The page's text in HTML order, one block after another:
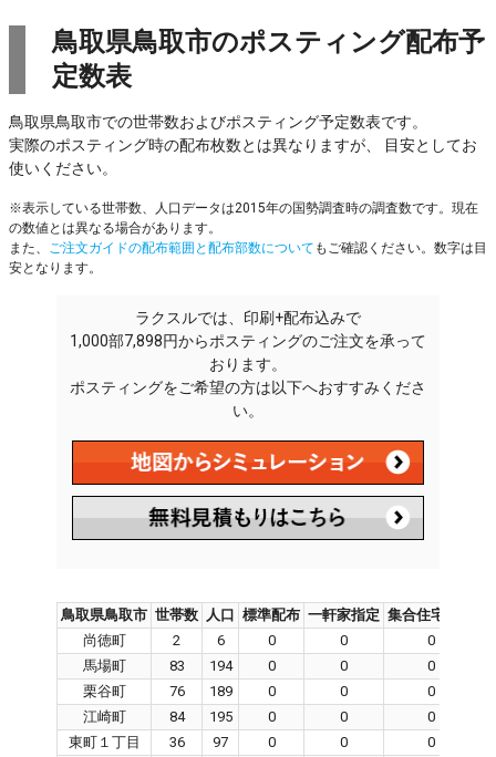
鳥取県鳥取市のポスティング配布予
定数表
鳥取県鳥取市での世帯数およびポスティング予定数表です。
実際のポスティング時の配布枚数とは異なりますが、 目安としてお
使いください。
※表示している世帯数、人口データは2015年の国勢調査時の調査数です。現在
の数値とは異なる場合があります。
また、 ご注文ガイドの配布範囲と配布部数について もご確認ください。数字は目
安となります。
ラクスルでは、印刷+配布込みで
1,000部7,898円からポスティングのご注文を承って
おります。
ポスティングをご希望の方は以下へおすすみくださ
い。
鳥取県鳥取市 世帯数 人口 標準配布 一軒家指定 集合住宅指定
尚徳町
2 6 0 0
0
馬場町
83 194 0 0
0
栗谷町
76 189 0 0
0
江崎町
84 195 0 0
0
東町１丁目
36 97 0 0
0